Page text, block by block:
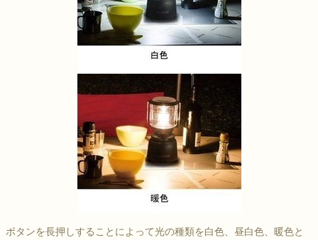
ボタンを長押しすることによって光の種類を白色、昼白色、暖色と